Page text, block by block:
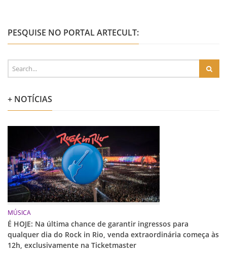
PESQUISE NO PORTAL ARTECULT:
+ NOTÍCIAS
MÚSICA
É HOJE: Na última chance de garantir ingressos para
qualquer dia do Rock in Rio, venda extraordinária começa às
12h, exclusivamente na Ticketmaster